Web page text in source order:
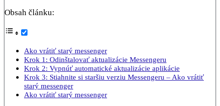
Obsah článku:
Ako vrátiť starý messenger
Krok 1: Odinštalovať aktualizácie Messengeru
Krok 2: Vypnúť automatické aktualizácie aplikácie
Krok 3: Stiahnite si staršiu verziu Messengeru – Ako vrátiť
starý messenger
Ako vrátiť starý messenger